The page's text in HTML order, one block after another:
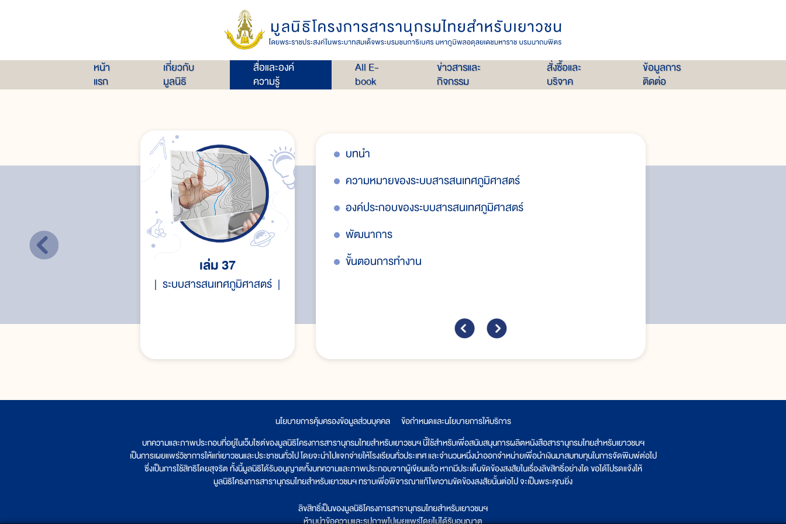
หน้า
แรก
เกี่ยวกับ
มูลนิธิ
สื่อและองค์
ความรู้
All E-
book
ข่าวสารและ
กิจกรรม
สั่งซื้อและ
บริจาค
ข้อมูลการ
ติดต่อ
เล่ม 37
ระบบสารสนเทศภูมิศาสตร์
ความสำคัญของระบบสารสนเทศภูมิศาสตร์
การประมาณค่าเชิงพื้นที่
ระบบสารสนเทศภูมิศาสตร์มีความเกี่ยวข้องกับชีวิตประจำวันของ
ข้อเสนอแนะ
บทนำ
ความหมายของระบบสารสนเทศภูมิศาสตร์
องค์ประกอบของระบบสารสนเทศภูมิศาสตร์
พัฒนาการ
ขั้นตอนการทำงาน
นโยบายการคุ้มครองข้อมูลส่วนบุคคล
ข้อกำหนดและนโยบายการให้บริการ
บทความและภาพประกอบที่อยู่ในเว็บไซต์ของมูลนิธิโครงการสารานุกรมไทยสำหรับเยาวชนฯ นี้ใช้สำหรับเพื่อสนับสนุนการผลิตหนังสือสารานุกรมไทยสำหรับเยาวชนฯ
เป็นการเผยแพร่วิชาการให้แก่เยาวชนและประชาชนทั่วไป โดยจะนำไปแจกจ่ายให้โรงเรียนทั่วประเทศ และจำนวนหนึ่งนำออกจำหน่ายเพื่อนำเงินมาสมทบทุนในการจัดพิมพ์ต่อไป
ซึ่งเป็นการใช้สิทธิโดยสุจริต ทั้งนี้มูลนิธิได้รับอนุญาตทั้งบทความและภาพประกอบจากผู้เขียนแล้ว หากมีประเด็นขัดข้องสงสัยในเรื่องลิขสิทธิ์อย่างใด ขอได้โปรดแจ้งให้
มูลนิธิโครงการสารานุกรมไทยสำหรับเยาวชนฯ ทราบเพื่อพิจารณาแก้ไขความขัดข้องสงสัยนั้นต่อไป จะเป็นพระคุณยิ่ง
ลิขสิทธิ์เป็นของมูลนิธิโครงการสารานุกรมไทยสำหรับเยาวชนฯ
ห้ามนำข้อความและรูปภาพไปเผยแพร่โดยไม่ได้รับอนุญาต